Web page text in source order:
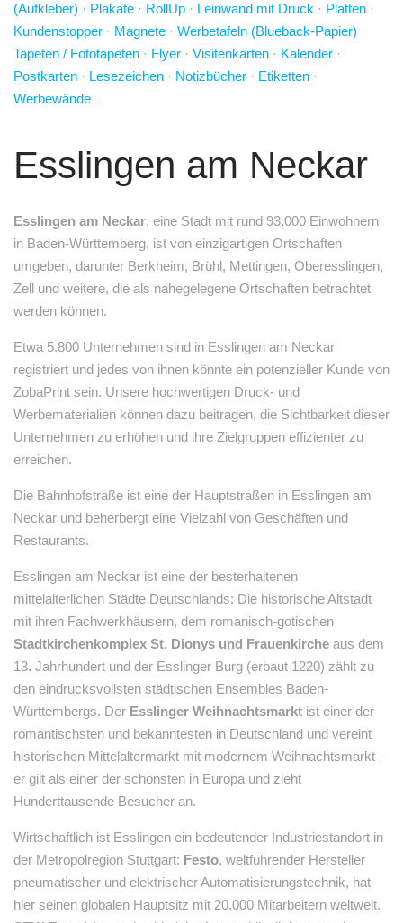
(Aufkleber) · Plakate · RollUp · Leinwand mit Druck · Platten ·
Kundenstopper · Magnete · Werbetafeln (Blueback-Papier) ·
Tapeten / Fototapeten · Flyer · Visitenkarten · Kalender ·
Postkarten · Lesezeichen · Notizbücher · Etiketten ·
Werbewände
Esslingen am Neckar
Esslingen am Neckar, eine Stadt mit rund 93.000 Einwohnern
in Baden-Württemberg, ist von einzigartigen Ortschaften
umgeben, darunter Berkheim, Brühl, Mettingen, Oberesslingen,
Zell und weitere, die als nahegelegene Ortschaften betrachtet
werden können.
Etwa 5.800 Unternehmen sind in Esslingen am Neckar
registriert und jedes von ihnen könnte ein potenzieller Kunde von
ZobaPrint sein. Unsere hochwertigen Druck- und
Werbematerialien können dazu beitragen, die Sichtbarkeit dieser
Unternehmen zu erhöhen und ihre Zielgruppen effizienter zu
erreichen.
Die Bahnhofstraße ist eine der Hauptstraßen in Esslingen am
Neckar und beherbergt eine Vielzahl von Geschäften und
Restaurants.
Esslingen am Neckar ist eine der besterhaltenen
mittelalterlichen Städte Deutschlands: Die historische Altstadt
mit ihren Fachwerkhäusern, dem romanisch-gotischen
Stadtkirchenkomplex St. Dionys und Frauenkirche aus dem
13. Jahrhundert und der Esslinger Burg (erbaut 1220) zählt zu
den eindrucksvollsten städtischen Ensembles Baden-
Württembergs. Der Esslinger Weihnachtsmarkt ist einer der
romantischsten und bekanntesten in Deutschland und vereint
historischen Mittelaltermarkt mit modernem Weihnachtsmarkt –
er gilt als einer der schönsten in Europa und zieht
Hunderttausende Besucher an.
Wirtschaftlich ist Esslingen ein bedeutender Industriestandort in
der Metropolregion Stuttgart: Festo, weltführender Hersteller
pneumatischer und elektrischer Automatisierungstechnik, hat
hier seinen globalen Hauptsitz mit 20.000 Mitarbeitern weltweit.